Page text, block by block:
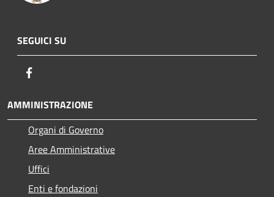
SEGUICI SU
AMMINISTRAZIONE
Organi di Governo
Aree Amministrative
Uffici
Enti e fondazioni